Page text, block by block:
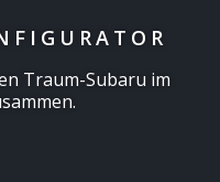
Traum-Subaru im